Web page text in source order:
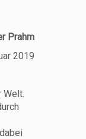
Prahm
2019
Welt.